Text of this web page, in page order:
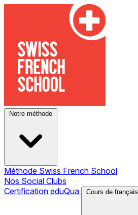
Notre méthode
Méthode Swiss French School
Nos Social Clubs
Certification eduQua
Cours de français